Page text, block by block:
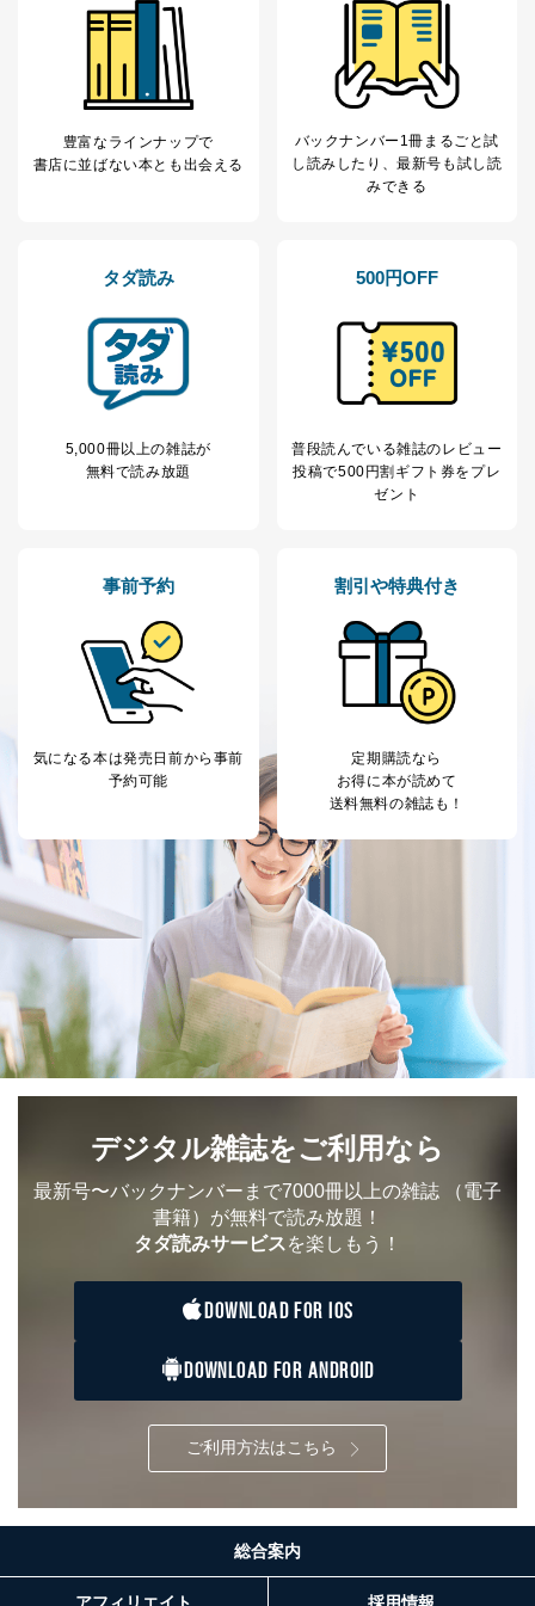
豊富なラインナップで
書店に並ばない本とも出会える
バックナンバー1冊まるごと試
し読み したり、最新号も試し読
みできる
タダ読み
5,000冊以上の雑誌が
無料で読み放題
500円OFF
普段読んでいる雑誌のレビュー
投稿で500円割ギフト券をプレ
ゼント
事前予約
気になる本は発売日前から事前
予約可能
割引や特典付き
定期購読なら
お得に本が読めて
送料無料の雑誌も！
デジタル雑誌をご利用なら
最新号〜バックナンバーまで7000冊以上の雑誌 （電子
書籍）が無料で読み放題！
タダ読みサービスを楽しもう！
DOWNLOAD FOR IOS
DOWNLOAD FOR ANDROID
ご利用方法はこちら
総合案内
アフィリエイト 採用情報